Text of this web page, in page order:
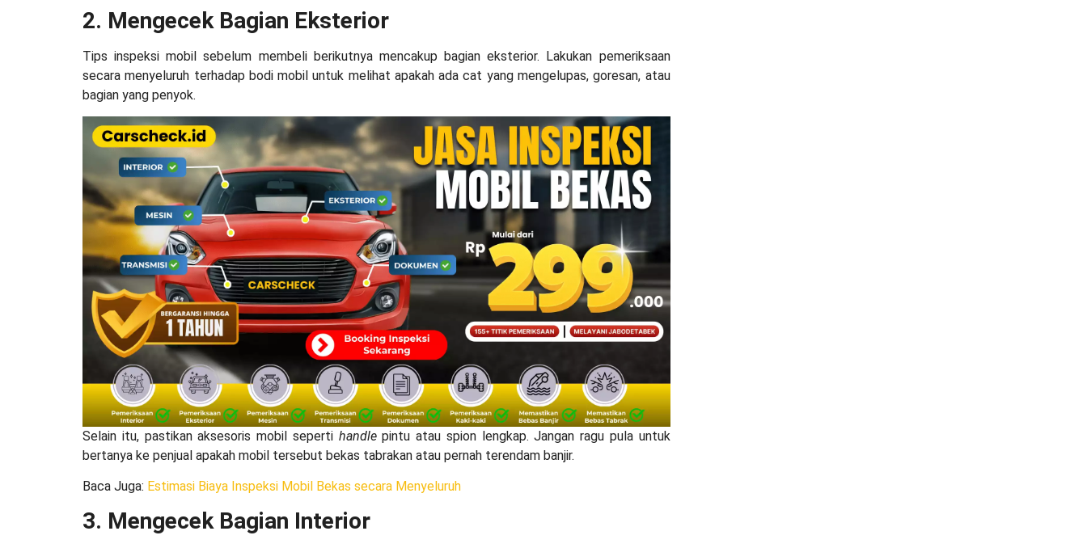
2. Mengecek Bagian Eksterior
Tips inspeksi mobil sebelum membeli berikutnya mencakup bagian eksterior. Lakukan pemeriksaan
secara menyeluruh terhadap bodi mobil untuk melihat apakah ada cat yang mengelupas, goresan, atau
bagian yang penyok.
Selain itu, pastikan aksesoris mobil seperti handlepintu atau spion lengkap. Jangan ragu pula untuk
bertanya ke penjual apakah mobil tersebut bekas tabrakan atau pernah terendam banjir.
Baca Juga: Estimasi Biaya Inspeksi Mobil Bekas secara Menyeluruh
3. Mengecek Bagian Interior